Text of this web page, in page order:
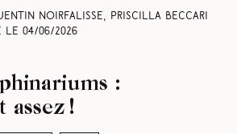
Noirfalisse, Priscilla Beccari
le 04/06/2026
:
assez !